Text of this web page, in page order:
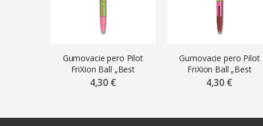
Gumovacie pero Pilot
FriXion Ball „Best
Friends“, 0,7 mm,
4,30 €
Gumovacie pero Pilot
FriXion Ball „Best
Friends“, 0,7 mm, vínové
4,30 €